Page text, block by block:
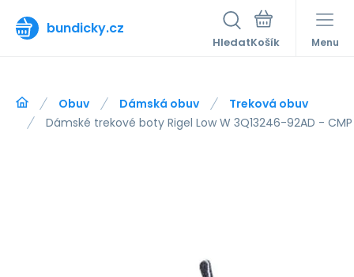
bundicky.cz
Hledat Menu
Obuv Dámská obuv
Treková obuv
Dámské trekové boty Rigel Low W 3Q13246-92AD - CMP